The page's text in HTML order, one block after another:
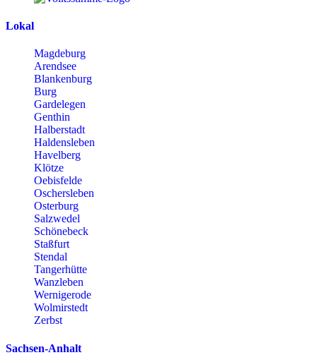
Lokal
Magdeburg
Arendsee
Blankenburg
Burg
Gardelegen
Genthin
Halberstadt
Haldensleben
Havelberg
Klötze
Oebisfelde
Oschersleben
Osterburg
Salzwedel
Schönebeck
Staßfurt
Stendal
Tangerhütte
Wanzleben
Wernigerode
Wolmirstedt
Zerbst
Sachsen-Anhalt